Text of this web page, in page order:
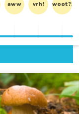
aww vrh! woot?!